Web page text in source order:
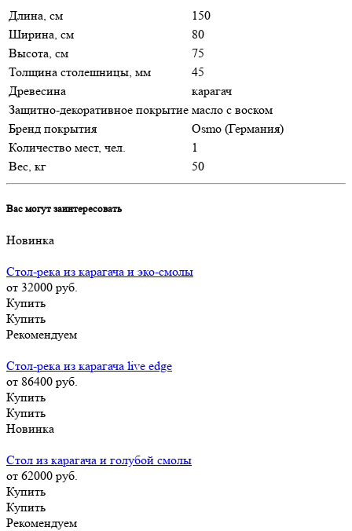
Длина, см
150
Ширина, см
80
Высота, см
75
Толщина столешницы, мм
45
Древесина
карагач
Защитно-декоративное покрытие масло с воском
Бренд покрытия
Osmo (Германия)
Количество мест, чел.
1
Вес, кг
50
Вас могут заинтересовать
Новинка
Стол-река из карагача и эко-смолы
от 32000 руб.
Купить
Купить
Рекомендуем
Стол-река из карагача live edge
от 86400 руб.
Купить
Купить
Новинка
Стол из карагача и голубой смолы
от 62000 руб.
Купить
Купить
Рекомендуем